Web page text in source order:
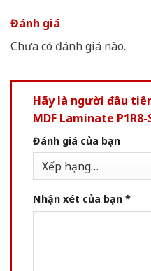
Đánh giá
Chưa có đánh giá nào.
Hãy là người đầu
MDF Laminate P1R8-
Đánh giá của bạn
Nhận xét của bạn *